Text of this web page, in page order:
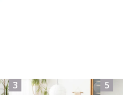
3 5